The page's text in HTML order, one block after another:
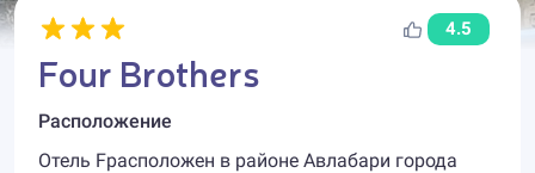
4.5
Four Brothers
Расположение
Отель Fрасположен в районе Авлабари города